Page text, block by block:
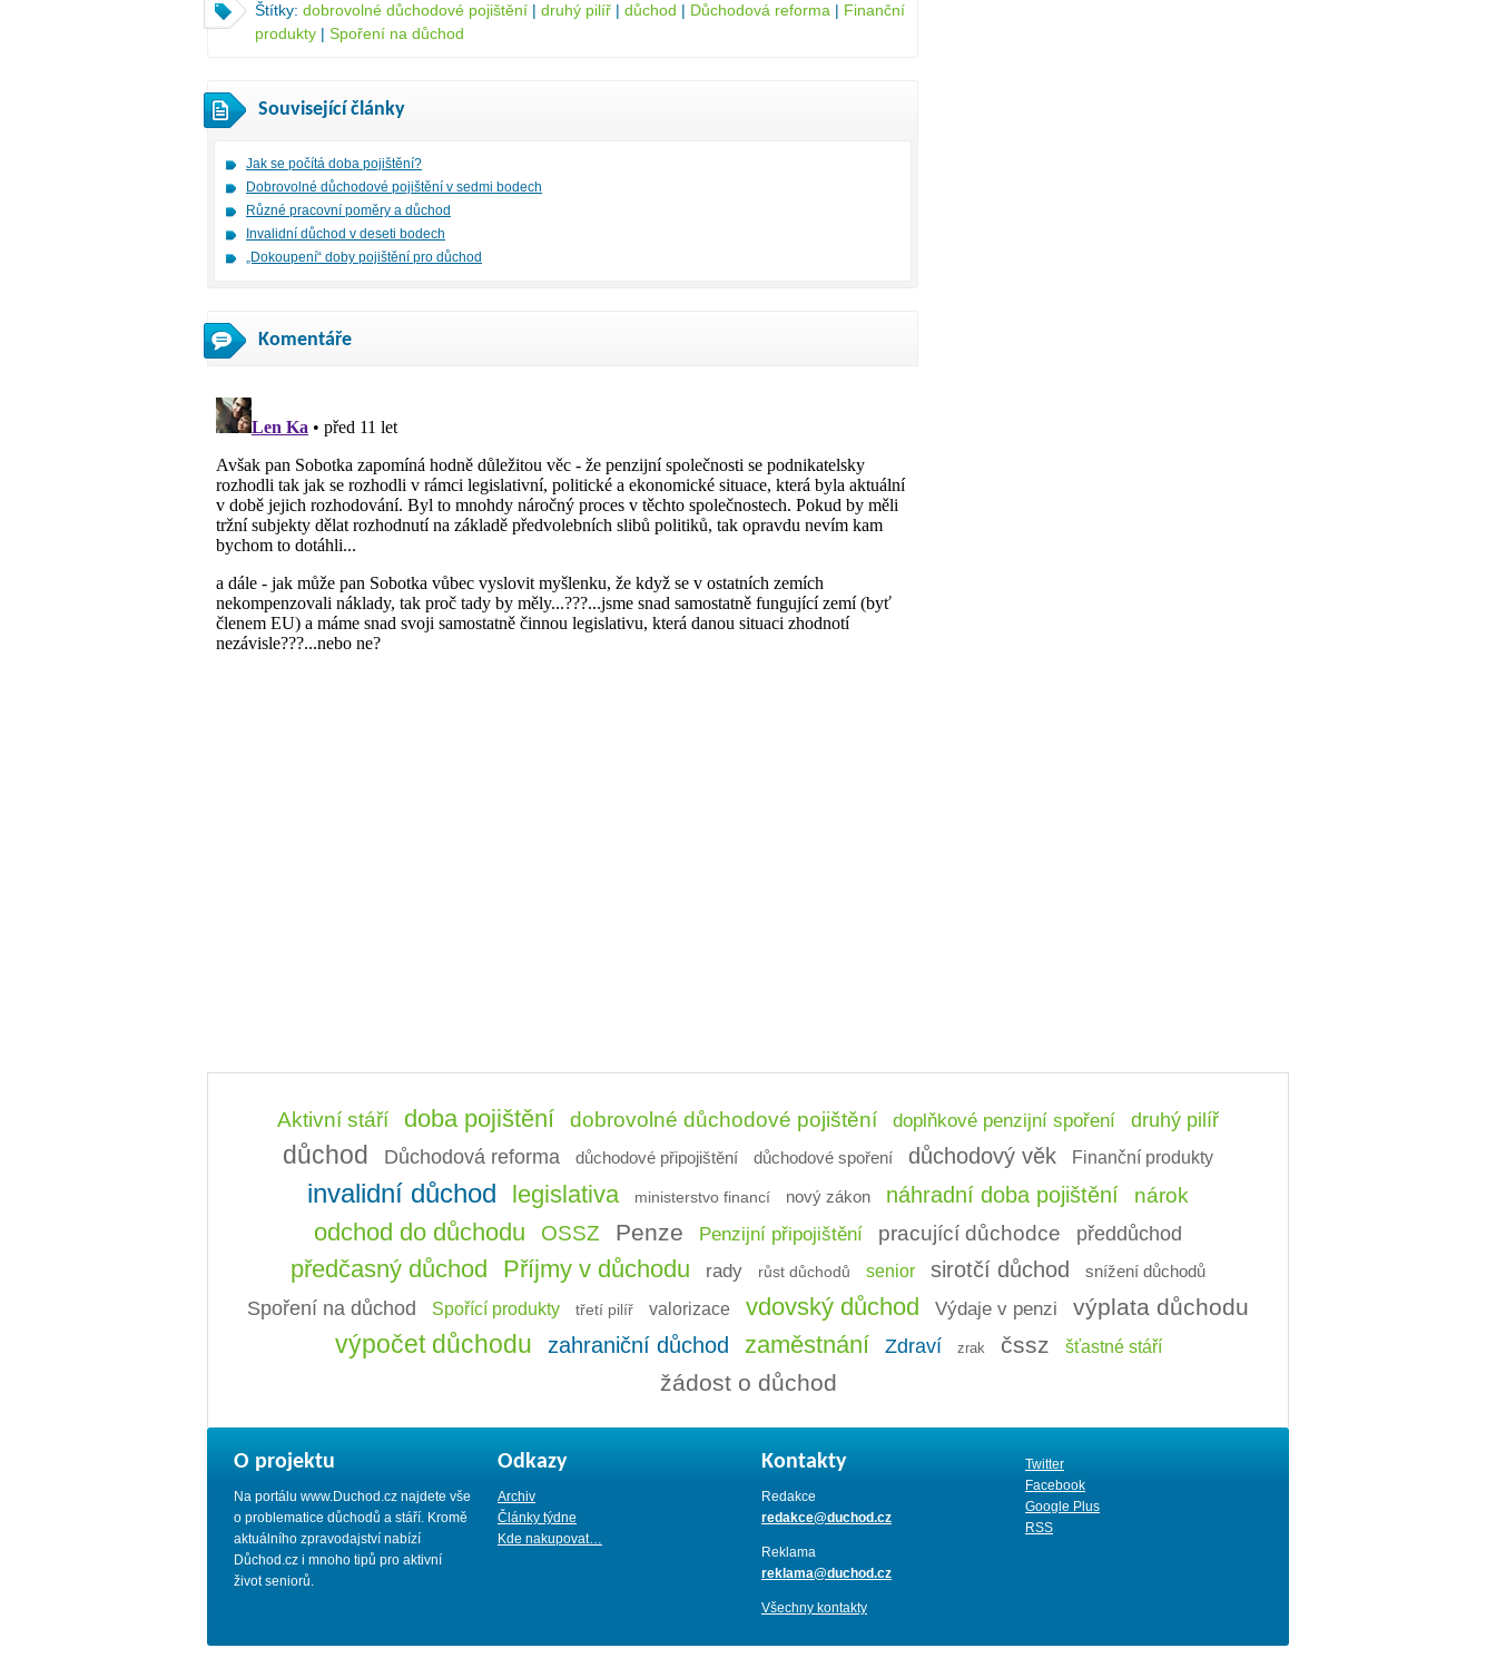
Štítky: dobrovolné důchodové pojištění | druhý pilíř | důchod | Důchodová reforma | Finanční
produkty | Spoření na důchod
Související články
Jak se počítá doba pojištění?
Dobrovolné důchodové pojištění v sedmi bodech
Různé pracovní poměry a důchod
Invalidní důchod v deseti bodech
„Dokoupení“ doby pojištění pro důchod
Komentáře
Aktivní stáří doba pojištění dobrovolné důchodové pojištění doplňkové penzijní spoření druhý pilíř
důchod Důchodová reforma důchodové připojištění důchodové spoření důchodový věk Finanční produkty
invalidní důchod legislativa ministerstvo financí nový zákon náhradní doba pojištění nárok
odchod do důchodu OSSZ Penze Penzijní připojištění pracující důchodce předdůchod
předčasný důchod Příjmy v důchodu rady růst důchodů senior sirotčí důchod snížení důchodů
Spoření na důchod Spořící produkty třetí pilíř valorizace vdovský důchod Výdaje v penzi výplata důchodu
výpočet důchodu zahraniční důchod zaměstnání Zdraví zrak čssz šťastné stáří
žádost o důchod
O projektu
Na portálu www.Duchod.cz najdete vše
o problematice důchodů a stáří. Kromě
aktuálního zpravodajství nabízí
Důchod.cz i mnoho tipů pro aktivní
život seniorů.
Odkazy
Archiv
Články týdne
Kde nakupovat…
Kontakty
Redakce
redakce@duchod.cz
Reklama
reklama@duchod.cz
Všechny kontakty
Twitter
Facebook
Google Plus
RSS